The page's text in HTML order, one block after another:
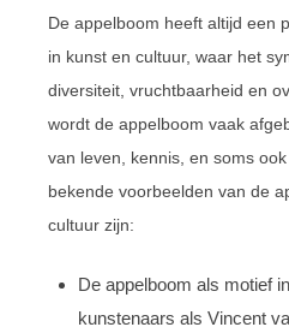
De appelboom heeft altijd een
in kunst en cultuur, waar het
diversiteit, vruchtbaarheid en
wordt de appelboom vaak
van leven, kennis, en soms
bekende voorbeelden van de
cultuur zijn:
De appelboom als motief
kunstenaars als Vincent